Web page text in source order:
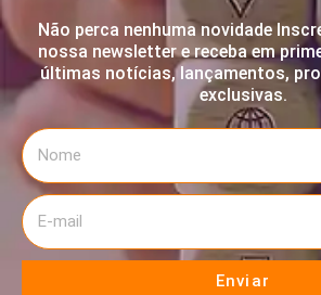
Não perca nenhuma novidade
nossa newsletter e receba em
últimas notícias, lançamentos,
exclusivas.
Enviar